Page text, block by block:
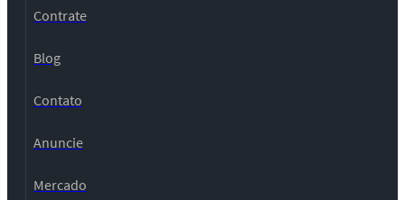
Contrate
Blog
Contato
Anuncie
Mercado